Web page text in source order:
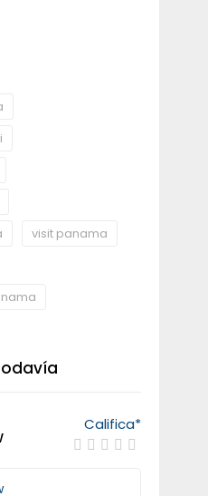
visit panama
Califica*